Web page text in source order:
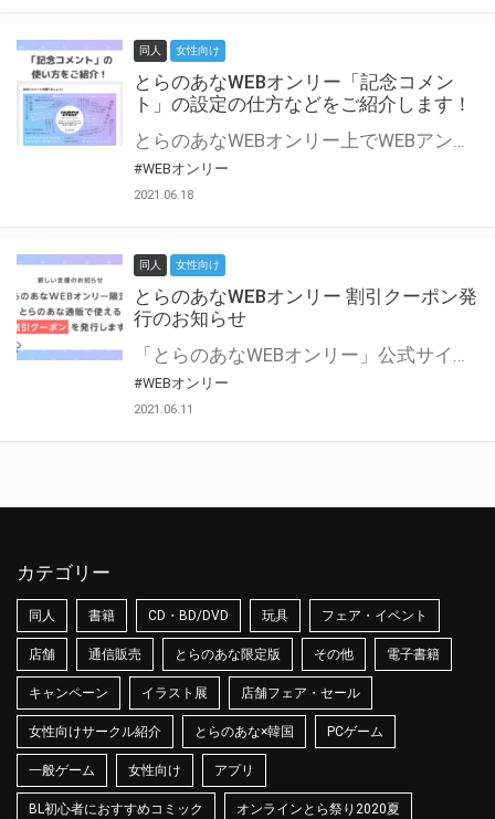
同人 女性向け
とらのあなWEBオンリー「記念コメン
ト」の設定の仕方などをご紹介します！
とらのあなWEBオンリー上でWEBアンソロジーが作成できる「記念コメント」について、その使い方や作成手順を解説します！ 支援タイプを「サークル参加型」「サークル参加型・マルシェ(イベント会場)機能付き」でお申し込みいただいている主催者様はぜひご活用ください♪ とらのあなWEBオンリーサイトはこちら
#WEBオンリー
2021.06.18
同人 女性向け
とらのあなWEBオンリー 割引クーポン発
行のお知らせ
「とらのあなWEBオンリー」公式サイトでとらのあな通販の「割引クーポン」を配布中！ イベントごとに開催当日限定で使える割引クーポンのシリアルコードを発行します。 とらのあなWEBオンリーのページをチェックして、イベント当日にお得にお買い物を楽しみましょう♪ ※本キャンペーンは予告なく終了する場合がございます。 とらのあなWEBオンリーサイトはこちら
#WEBオンリー
2021.06.11
カテゴリー
同人 書籍 CD・BD/DVD 玩具 フェア・イベント
店舗 通信販売 とらのあな限定版 その他 電子書籍
キャンペーン イラスト展 店舗フェア・セール
女性向けサークル紹介 とらのあな×韓国 PCゲーム
一般ゲーム 女性向け アプリ
BL初心者におすすめコミック オンラインとら祭り2020夏